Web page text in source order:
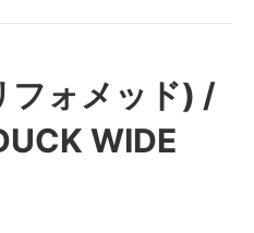
ォメッド) /
WIDE